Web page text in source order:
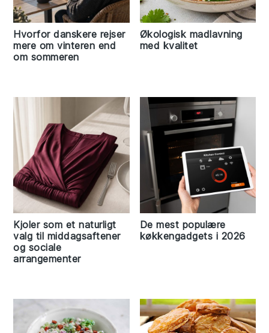
Hvorfor danskere rejser
mere om vinteren end
om sommeren
Økologisk madlavning
med kvalitet
Kjoler som et naturligt
valg til middagsaftener
og sociale
arrangementer
De mest populære
køkkengadgets i 2026